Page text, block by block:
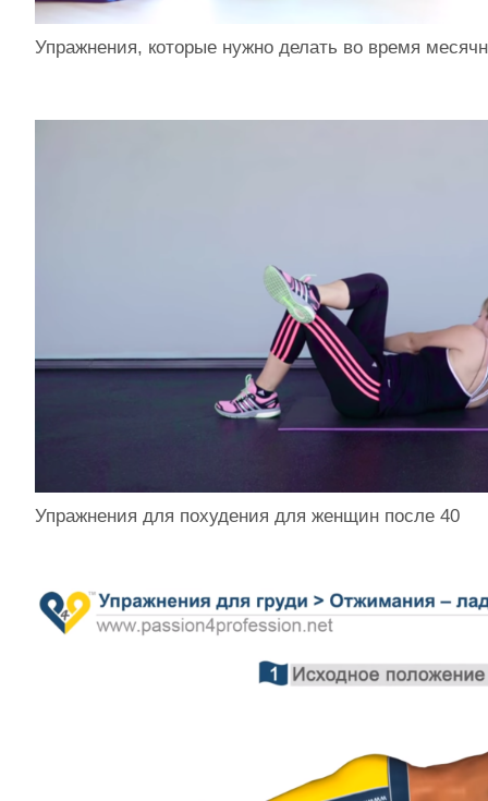
Упражнения, которые нужно делать во время
Упражнения для похудения для женщин после 40